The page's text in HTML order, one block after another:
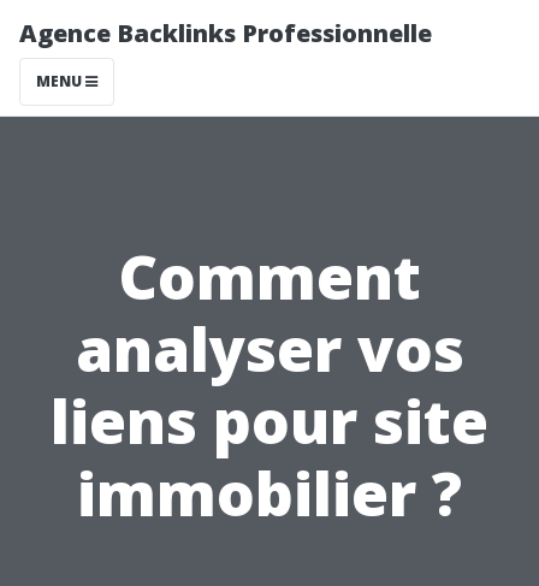
Agence Backlinks Professionnelle
MENU
Comment
analyser vos
liens pour site
immobilier ?